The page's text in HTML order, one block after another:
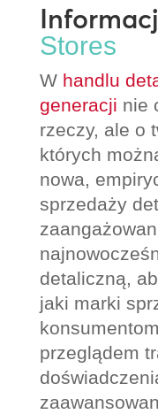
Stores
W handlu
generacji nie
rzeczy, ale o
których
nowa,
sprzedaży
detaliczną,
jaki marki
przeglądem